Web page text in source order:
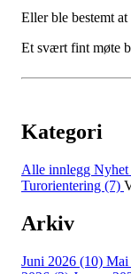
Eller ble bestemt
Et svært fint møte
Kategori
Alle innlegg Nyhet
Turorientering (7)
Arkiv
Juni 2026 (10) Mai